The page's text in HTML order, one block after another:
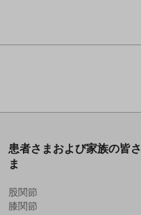
患者さまおよび家族の皆さ
ま
股関節
膝関節